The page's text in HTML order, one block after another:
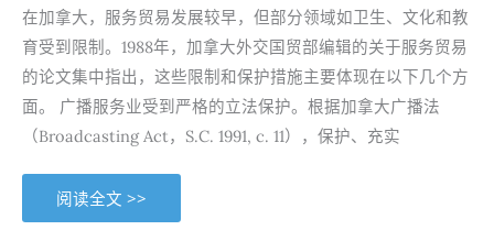
资
产
在加拿大，服务贸易发展较早，但部分领域如卫生、文化和教
育受到限制。1988年，加拿大外交国贸部编辑的关于服务贸易
的论文集中指出，这些限制和保护措施主要体现在以下几个方
面。 广播服务业受到严格的立法保护。根据加拿大广播法
（Broadcasting Act，S.C. 1991, c. 11），保护、充实
加
拿
大
阅读全文 >>